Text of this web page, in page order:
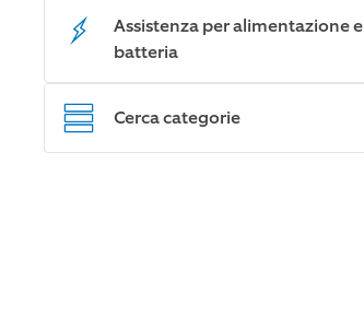
Assistenza per alimentazione e
batteria
Cerca categorie